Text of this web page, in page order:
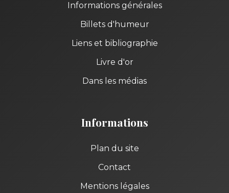
Informations générales
Billets d'humeur
Liens et bibliographie
Livre d'or
Dans les médias
Informations
Plan du site
Contact
Mentions légales